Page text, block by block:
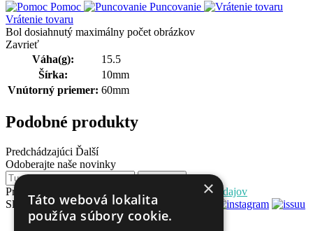
Pomoc
Puncovanie
Vrátenie tovaru
Bol dosiahnutý maximálny počet obrázkov
Zavrieť
Váha(g):
15.5
Šírka:
10mm
Vnútorný priemer: 60mm
Podobné produkty
Predchádzajúci Ďalší
Odoberajte naše novinky
Prihlásením súhlasíte so
spracovaním osobných údajov
Sledujte nás
×
Táto webová lokalita
používa súbory cookie.